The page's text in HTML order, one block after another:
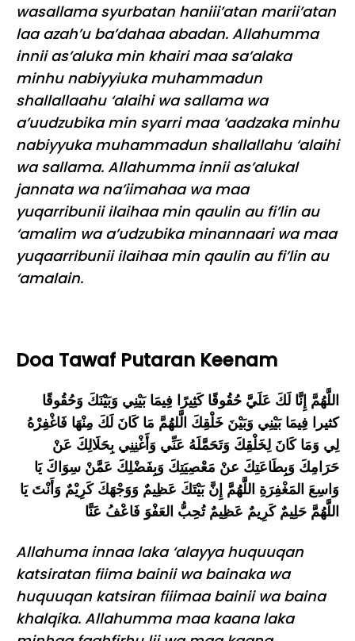
wasallama syurbatan haniii’atan marii’atan
laa azah’u ba’dahaa abadan. Allahumma
innii as’aluka min khairi maa sa’alaka
minhu nabiyyiuka muhammadun
shallallaahu ‘alaihi wa sallama wa
a’uudzubika min syarri maa ‘aadzaka minhu
nabiyyuka muhammadun shallallahu ‘alaihi
wa sallama. Allahumma innii as’alukal
jannata wa na’iimahaa wa maa
yuqarribunii ilaihaa min qaulin au fi’lin au
‘amalim wa a’udzubika minannaari wa maa
yuqaarribunii ilaihaa min qaulin au fi’lin au
‘amalain.
Doa Tawaf Putaran Keenam
اللَّهُمَّ إِنَّا لَكَ عَلَيَّ حُقُوقًا كَثِيرًا فِيمَا بَيْنِي وَبَيْنَكَ وَحُقُوقًا
كثيرا فِيمَا بَيْنِي وَبَيْنَ خَلْقِكَ الَّلهُمَّ مَا كَانَ لَكَ مِنْهَا فَاغْفِرْهُ
لِي وَمَا كَانَ لِخَلْقِكَ وَتَحَمَّلَهُ عَنِّي وَأَغْنِنِي بِحَلَالِكَ عَنْ
حَرَامِكَ وَبِطَاعَتِكَ عنْ مَعْصِيَتِكَ وَبِفَضْلِكَ عَمَّنْ سِوَاكَ يَا
وَاسِعَ المَغْفِرَةِ اللََّهُمَّ إِنَّ بَيْتَكَ عَظِيمٌ وَوَجْهَكَ كَرِيْمٌ وَأَنْتَ يَا
اللَّهُمََّ حَلِيمٌ كَرِيمٌ عَظِيمٌ تُحِبُّ العَفْوَ فَاعْفُ عَنَّا
Allahuma innaa laka ‘alayya huquuqan
katsiratan fiima bainii wa bainaka wa
huquuqan katsiran fiiimaa bainii wa baina
khalqika. Allahumma maa kaana laka